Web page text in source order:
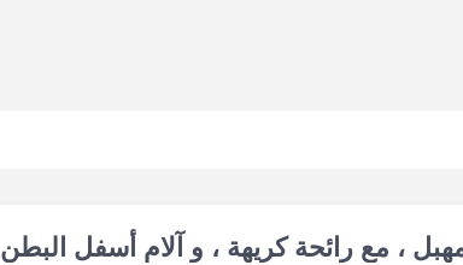
، مع رائحة كريهة ، و آلام أسفل البطن